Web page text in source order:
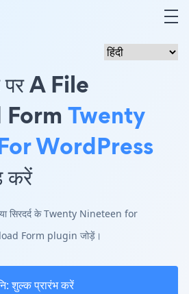
पर A File
Twenty
WordPress
करें
या सिरदर्द के Twenty Nineteen for
Form plugin जोड़ें।
शुल्क प्रारंभ करें